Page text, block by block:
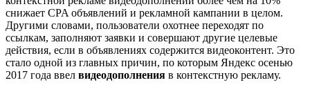
снижает CPA объявлений и рекламной кампании в целом.
Другими словами, пользователи охотнее переходят по
ссылкам, заполняют заявки и совершают другие целевые
действия, если в объявлениях содержится видеоконтент. Это
стало одной из главных причин, по которым Яндекс осенью
2017 года ввел видеодополнения в контекстную рекламу.